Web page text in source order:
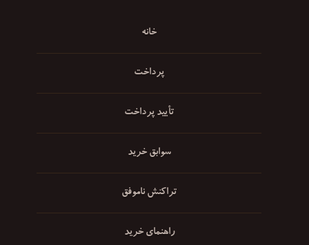
خانه
پرداخت
تأیید پرداخت
سوابق خرید
تراکنش ناموفق
راهنمای خرید